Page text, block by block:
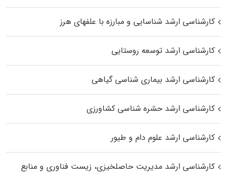
کارشناسی ارشد شناسایی و مبارزه با علفهای هرز
کارشناسی ارشد توسعه روستایی
کارشناسی ارشد بیماری‌ شناسی گیاهی
کارشناسی ارشد حشره‌ شناسی کشاورزی
کارشناسی ارشد علوم دام و طیور
کارشناسی ارشد مدیریت حاصلخیزی، زیست فناوری و منابع